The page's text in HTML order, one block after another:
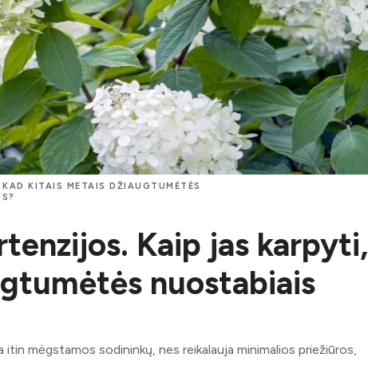
KITAIS METAIS DŽIAUGTUMĖTĖS
Kaip jas karpyti,
nuostabiais
mėgstamos sodininkų, nes reikalauja minimalios priežiūros,